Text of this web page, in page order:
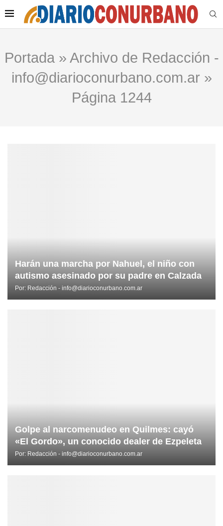
Portada» Archivo de Redacción -
info@diarioconurbano.com.ar »
Página 1244
Harán una marcha por Nahuel, el niño con
autismo asesinado por su padre en Calzada
Por: Redacción - info@diarioconurbano.com.ar
Golpe al narcomenudeo en Quilmes: cayó
«El Gordo», un conocido dealer de Ezpeleta
Por: Redacción - info@diarioconurbano.com.ar